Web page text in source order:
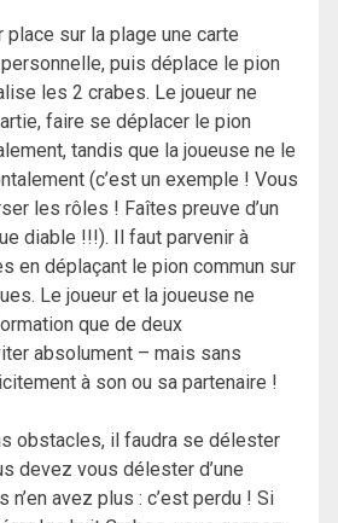
place sur la plage une carte
puis déplace le pion
les 2 crabes. Le joueur ne
faire se déplacer le pion
tandis que la joueuse ne le
(c’est un exemple ! Vous
les rôles ! Faîtes preuve d’un
diable !!!). Il faut parvenir à
en déplaçant le pion commun sur
Le joueur et la joueuse ne
que de deux
absolument – mais sans
à son ou sa partenaire !
obstacles, il faudra se délester
devez vous délester d’une
avez plus : c’est perdu ! Si